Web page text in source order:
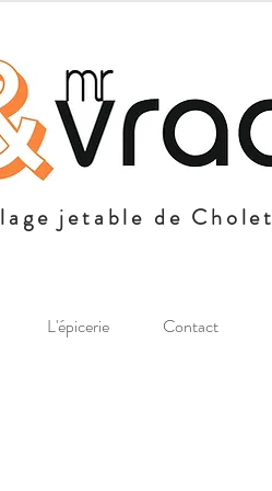
jetable de Cholet
L'épicerie Contact